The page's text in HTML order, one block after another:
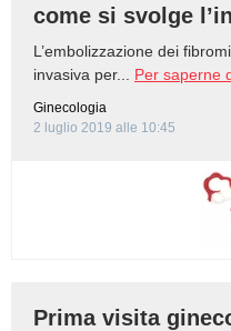
come si svolge
L’embolizzazione dei
invasiva per... Per saperne
Ginecologia
2 luglio 2019 alle 10:45
Prima visita